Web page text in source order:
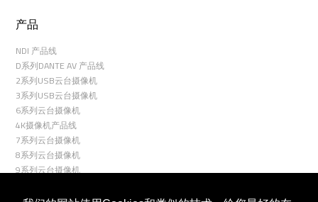
产品
NDI 产品线
D系列DANTE AV 产品线
2系列USB云台摄像机
3系列USB云台摄像机
6系列云台摄像机
4K摄像机产品线
7系列云台摄像机
8系列云台摄像机
9系列云台摄像机